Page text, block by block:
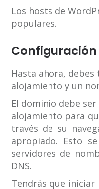
Los hosts de
populares.
Hasta ahora,
alojamiento y un
El dominio debe
alojamiento para
través de su
apropiado. Esto
servidores de
DNS.
Tendrás que